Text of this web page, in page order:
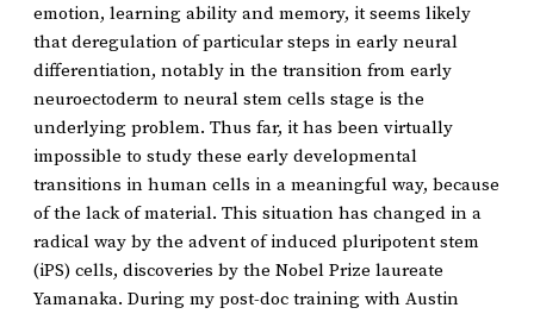
emotion, learning ability and memory, it seems likely
that deregulation of particular steps in early neural
differentiation, notably in the transition from early
neuroectoderm to neural stem cells stage is the
underlying problem. Thus far, it has been virtually
impossible to study these early developmental
transitions in human cells in a meaningful way, because
of the lack of material. This situation has changed in a
radical way by the advent of induced pluripotent stem
(iPS) cells, discoveries by the Nobel Prize laureate
Yamanaka. During my post-doc training with Austin